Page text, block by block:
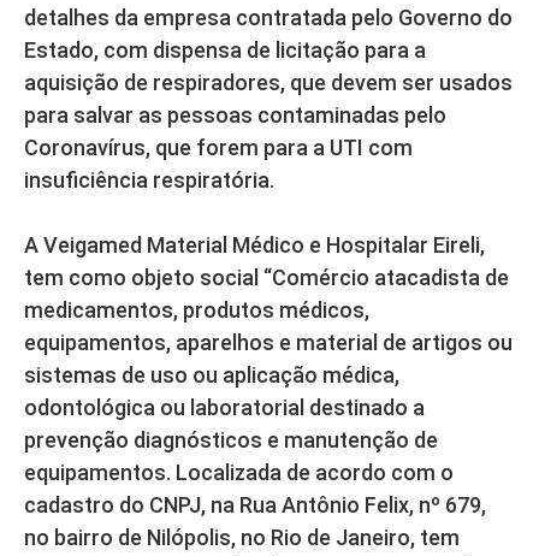
detalhes da empresa contratada pelo Governo do
Estado, com dispensa de licitação para a
aquisição de respiradores, que devem ser usados
para salvar as pessoas contaminadas pelo
Coronavírus, que forem para a UTI com
insuficiência respiratória.
A Veigamed Material Médico e Hospitalar Eireli,
tem como objeto social “Comércio atacadista de
medicamentos, produtos médicos,
equipamentos, aparelhos e material de artigos ou
sistemas de uso ou aplicação médica,
odontológica ou laboratorial destinado a
prevenção diagnósticos e manutenção de
equipamentos. Localizada de acordo com o
cadastro do CNPJ, na Rua Antônio Felix, nº 679,
no bairro de Nilópolis, no Rio de Janeiro, tem